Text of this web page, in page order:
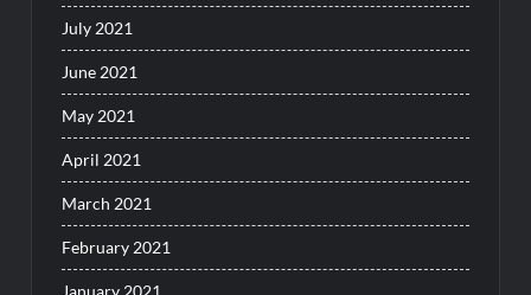
July 2021
June 2021
May 2021
April 2021
March 2021
February 2021
January 2021